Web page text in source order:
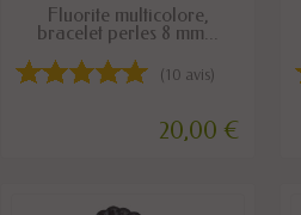
DISPONIBLE
Fluorite multicolore,
bracelet perles 8 mm...
(10 avis)
20,00 €